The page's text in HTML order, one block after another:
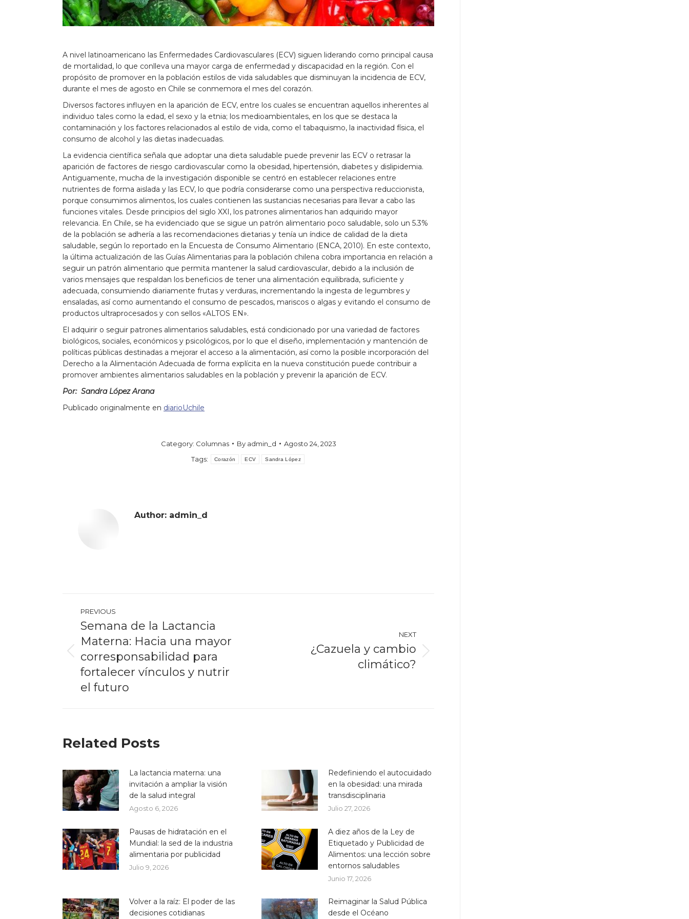
A nivel latinoamericano las Enfermedades Cardiovasculares (ECV) siguen liderando como principal causa
de mortalidad, lo que conlleva una mayor carga de enfermedad y discapacidad en la región. Con el
propósito de promover en la población estilos de vida saludables que disminuyan la incidencia de ECV,
durante el mes de agosto en Chile se conmemora el mes del corazón.
Diversos factores influyen en la aparición de ECV, entre los cuales se encuentran aquellos inherentes al
individuo tales como la edad, el sexo y la etnia; los medioambientales, en los que se destaca la
contaminación y los factores relacionados al estilo de vida, como el tabaquismo, la inactividad física, el
consumo de alcohol y las dietas inadecuadas.
La evidencia científica señala que adoptar una dieta saludable puede prevenir las ECV o retrasar la
aparición de factores de riesgo cardiovascular como la obesidad, hipertensión, diabetes y dislipidemia.
Antiguamente, mucha de la investigación disponible se centró en establecer relaciones entre
nutrientes de forma aislada y las ECV, lo que podría considerarse como una perspectiva reduccionista,
porque consumimos alimentos, los cuales contienen las sustancias necesarias para llevar a cabo las
funciones vitales. Desde principios del siglo XXI, los patrones alimentarios han adquirido mayor
relevancia. En Chile, se ha evidenciado que se sigue un patrón alimentario poco saludable, solo un 5.3%
de la población se adhería a las recomendaciones dietarias y tenía un índice de calidad de la dieta
saludable, según lo reportado en la Encuesta de Consumo Alimentario (ENCA, 2010). En este contexto,
la última actualización de las Guías Alimentarias para la población chilena cobra importancia en relación a
seguir un patrón alimentario que permita mantener la salud cardiovascular, debido a la inclusión de
varios mensajes que respaldan los beneficios de tener una alimentación equilibrada, suficiente y
adecuada, consumiendo diariamente frutas y verduras, incrementando la ingesta de legumbres y
ensaladas, así como aumentando el consumo de pescados, mariscos o algas y evitando el consumo de
productos ultraprocesados y con sellos «ALTOS EN».
El adquirir o seguir patrones alimentarios saludables, está condicionado por una variedad de factores
biológicos, sociales, económicos y psicológicos, por lo que el diseño, implementación y mantención de
políticas públicas destinadas a mejorar el acceso a la alimentación, así como la posible incorporación del
Derecho a la Alimentación Adecuada de forma explícita en la nueva constitución puede contribuir a
promover ambientes alimentarios saludables en la población y prevenir la aparición de ECV.
Por: Sandra López Arana
Publicado originalmente en diarioUchile
Category: Columnas By admin_d
Agosto 24, 2023
Tags:
Corazón ECV Sandra López
Author: admin_d
navigation
PREVIOUS
Previous
post:
Semana de la Lactancia
Materna: Hacia una mayor
corresponsabilidad para
fortalecer vínculos y nutrir
el futuro
NEXT
¿Cazuela y cambio
climático?
Related Posts
La lactancia materna: una
invitación a ampliar la visión
de la salud integral
Agosto 6, 2026
Redefiniendo el autocuidado
en la obesidad: una mirada
transdisciplinaria
Julio 27, 2026
Pausas de hidratación en el
Mundial: la sed de la industria
alimentaria por publicidad
Julio 9, 2026
A diez años de la Ley de
Etiquetado y Publicidad de
Alimentos: una lección sobre
entornos saludables
Junio 17, 2026
Volver a la raíz: El poder de las
decisiones cotidianas
Reimaginar la Salud Pública
desde el Océano